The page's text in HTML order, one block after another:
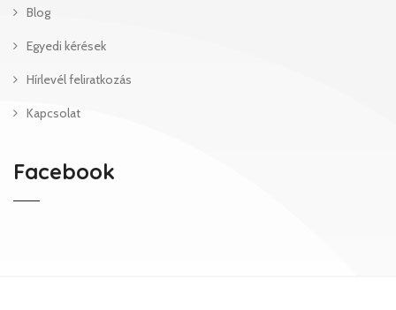
Blog
Egyedi kérések
Hírlevél feliratkozás
Kapcsolat
Facebook